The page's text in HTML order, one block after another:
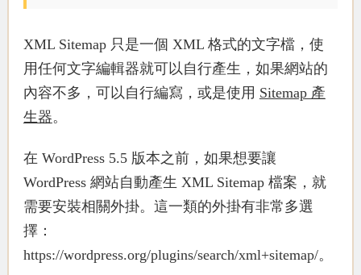
XML Sitemap 只是一個 XML 格式的文字檔，使
用任何文字編輯器就可以自行產生，如果網站的
內容不多，可以自行編寫，或是使用 Sitemap 產
生器。
在 WordPress 5.5 版本之前，如果想要讓
WordPress 網站自動產生 XML Sitemap 檔案，就
需要安裝相關外掛。這一類的外掛有非常多選
擇：
https://wordpress.org/plugins/search/xml+sitemap/。